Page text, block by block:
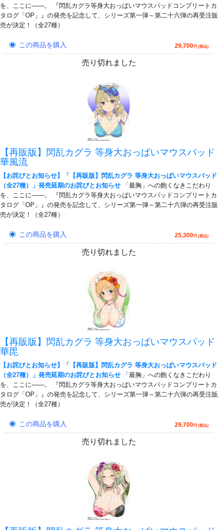
を、ここに――。 『閃乱カグラ等身大おっぱいマウスパッドコンプリートカ
タログ「OP」』の発売を記念して、シリーズ第一弾～第二十六弾の再受注販
売が決定！（全27種）
この商品を購入 29,700円 (税込)
売り切れました
【再販版】閃乱カグラ 等身大おっぱいマウスパッド
華風流
【お詫びとお知らせ】「【再販版】閃乱カグラ 等身大おっぱいマウスパッド
（全27種）」発売延期のお詫びとお知らせ 「最胸」への飽くなきこだわり
を、ここに――。 『閃乱カグラ等身大おっぱいマウスパッドコンプリートカ
タログ「OP」』の発売を記念して、シリーズ第一弾～第二十六弾の再受注販
売が決定！（全27種）
この商品を購入 25,300円 (税込)
売り切れました
【再販版】閃乱カグラ 等身大おっぱいマウスパッド
華毘
【お詫びとお知らせ】「【再販版】閃乱カグラ 等身大おっぱいマウスパッド
（全27種）」発売延期のお詫びとお知らせ 「最胸」への飽くなきこだわり
を、ここに――。 『閃乱カグラ等身大おっぱいマウスパッドコンプリートカ
タログ「OP」』の発売を記念して、シリーズ第一弾～第二十六弾の再受注販
売が決定！（全27種）
この商品を購入 29,700円 (税込)
売り切れました